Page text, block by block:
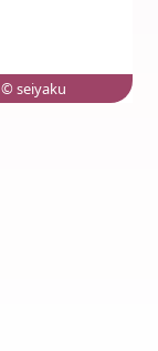
© seiyaku